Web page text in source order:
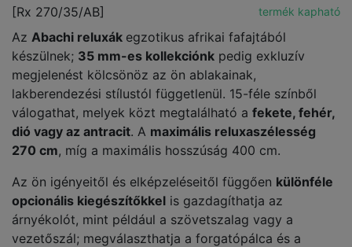
[Rx 270/35/AB] termék kapható
Az Abachi reluxák egzotikus afrikai fafajtából
készülnek; 35 mm-es kollekciónk pedig exkluzív
megjelenést kölcsönöz az ön ablakainak,
lakberendezési stílustól függetlenül. 15-féle színből
válogathat, melyek közt megtalálható a fekete, fehér,
dió vagy az antracit. A maximális reluxaszélesség
270 cm, míg a maximális hosszúság 400 cm.
Az ön igényeitől és elképzeléseitől függően különféle
opcionális kiegészítőkkel is gazdagíthatja az
árnyékolót, mint például a szövetszalag vagy a
vezetőszál; megválaszthatja a forgatópálca és a